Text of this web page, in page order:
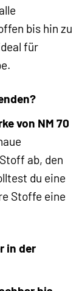
bis hin zu
für
von NM 70
ab, den
du eine
Stoffe eine
in der